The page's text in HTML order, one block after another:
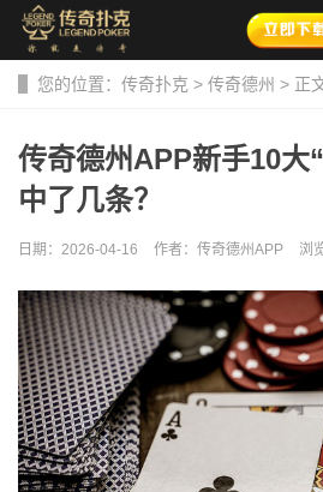
您的位置： 传奇扑克 > 传奇德州 > 正
传奇德州APP新手10大
中了几条？
日期：2026-04-16 作者：传奇德州APP 浏